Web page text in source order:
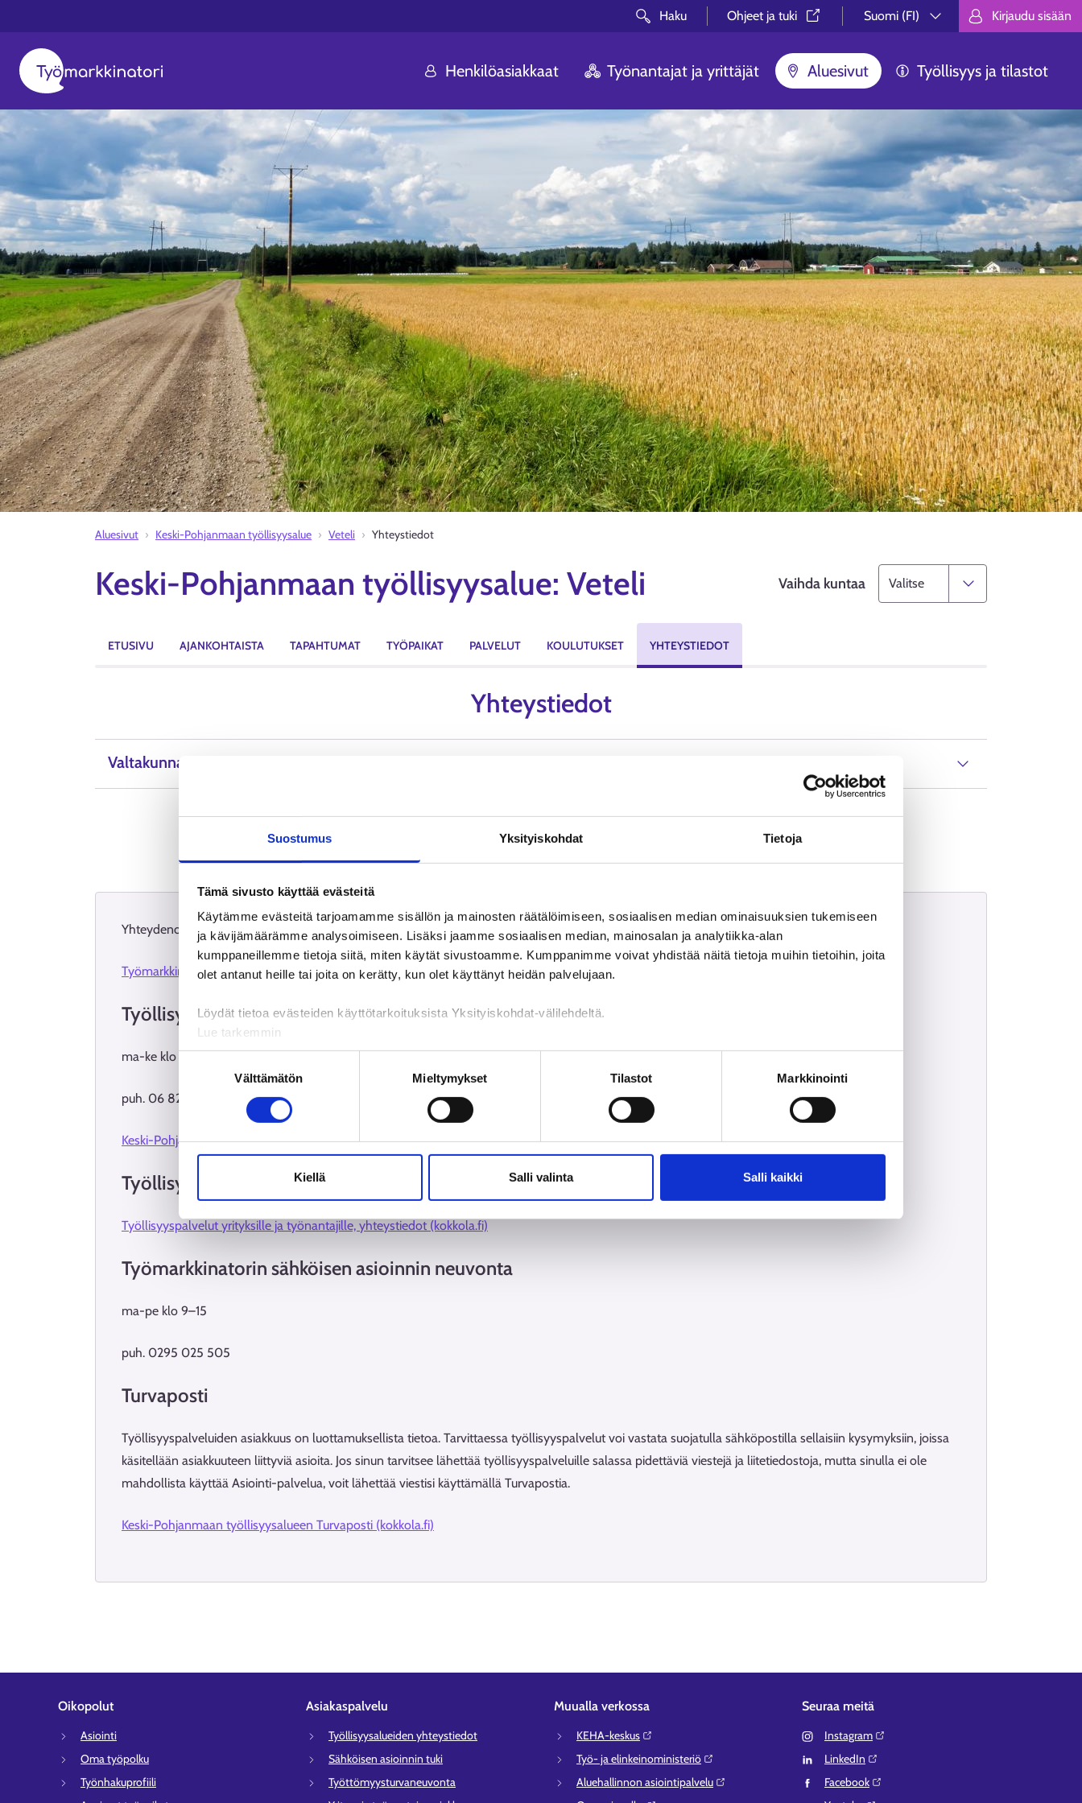
Suostumus Yksityiskohdat Tietoja
Tämä sivusto käyttää evästeitä
Käytämme evästeitä tarjoamamme sisällön ja mainosten räätälöimiseen, sosiaalisen median ominaisuuksien tukemiseen
ja kävijämäärämme analysoimiseen. Lisäksi jaamme sosiaalisen median, mainosalan ja analytiikka-alan
kumppaneillemme tietoja siitä, miten käytät sivustoamme. Kumppanimme voivat yhdistää näitä tietoja muihin tietoihin, joita
olet antanut heille tai joita on kerätty, kun olet käyttänyt heidän palvelujaan.
Löydät tietoa evästeiden käyttötarkoituksista Yksityiskohdat-välilehdeltä.
Lue tarkemmin
Evästeet
Tietosuoja ja henkilötietojen käsittely
Välttämätön Mieltymykset Tilastot Markkinointi
Kiellä Salli valinta Salli kaikki
Haku Ohjeet ja tuki⁠
Suomi (FI)
Valitse kieli. Välj språk. Choose
Kirjaudu sisään
Henkilöasiakkaat Työnantajat ja yrittäjät Aluesivut Työllisyys ja tilastot
Aluesivut Keski-Pohjanmaan työllisyysalue Veteli Yhteystiedot
Keski-Pohjanmaan työllisyysalue: Veteli Vaihda kuntaa
ETUSIVU AJANKOHTAISTA TAPAHTUMAT TYÖPAIKAT PALVELUT KOULUTUKSET YHTEYSTIEDOT
Yhteystiedot
Valtakunnalliset neuvontapalvelut
Työllisyyspalvelujen yhteystiedot
Yhteydenottopyynnöt Työmarkkinatorin Asiointi -verkkopalvelun kautta tai puhelimitse
Työmarkkinatorin Asiointi
Työllisyyspalvelut henkilöasiakkaille
ma-ke klo 9-12 ja klo 13-15
puh. 06 828 9800
Keski-Pohjanmaan työllisyysalueen yhteystiedot (kokkola.fi)
Työllisyyspalvelut yrityksille
Työllisyyspalvelut yrityksille ja työnantajille, yhteystiedot (kokkola.fi)
Työmarkkinatorin sähköisen asioinnin neuvonta
ma-pe klo 9–15
puh. 0295 025 505
Turvaposti
Työllisyyspalveluiden asiakkuus on luottamuksellista tietoa. Tarvittaessa työllisyyspalvelut voi vastata suojatulla sähköpostilla sellaisiin kysymyksiin, joissa
käsitellään asiakkuuteen liittyviä asioita. Jos sinun tarvitsee lähettää työllisyyspalveluille salassa pidettäviä viestejä ja liitetiedostoja, mutta sinulla ei ole
mahdollista käyttää Asiointi-palvelua, voit lähettää viestisi käyttämällä Turvapostia.
Keski-Pohjanmaan työllisyysalueen Turvaposti (kokkola.fi)
Oikopolut
Asiointi
Oma työpolku
Työnhakuprofiili
Asiakaspalvelu
Työllisyysalueiden yhteystiedot
Sähköisen asioinnin tuki
Työttömyysturvaneuvonta
Muualla verkossa
KEHA-keskus⁠
Työ- ja elinkeinoministeriö⁠
Aluehallinnon asiointipalvelu⁠
Seuraa meitä
Instagram⁠
LinkedIn⁠
Facebook⁠